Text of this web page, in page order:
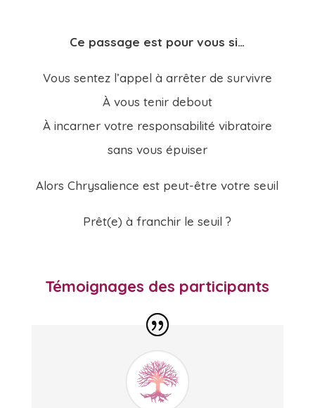
Ce passage est pour vous si…
Vous sentez l’appel à arrêter de survivre
À vous tenir debout
À incarner votre responsabilité vibratoire
sans vous épuiser
Alors Chrysalience est peut-être votre seuil
Prêt(e) à franchir le seuil ?
Témoignages des participants